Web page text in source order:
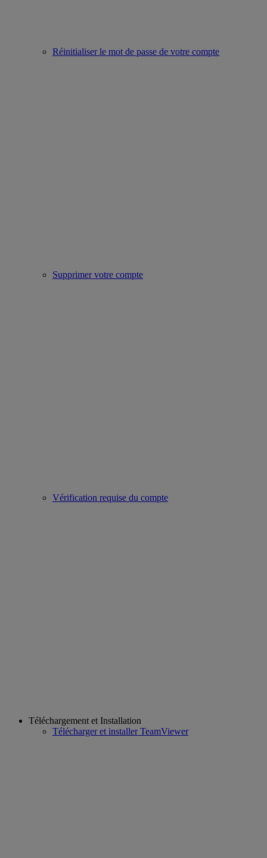
Réinitialiser le mot de passe de votre compte
Supprimer votre compte
Vérification requise du compte
Téléchargement et Installation
Télécharger et installer TeamViewer